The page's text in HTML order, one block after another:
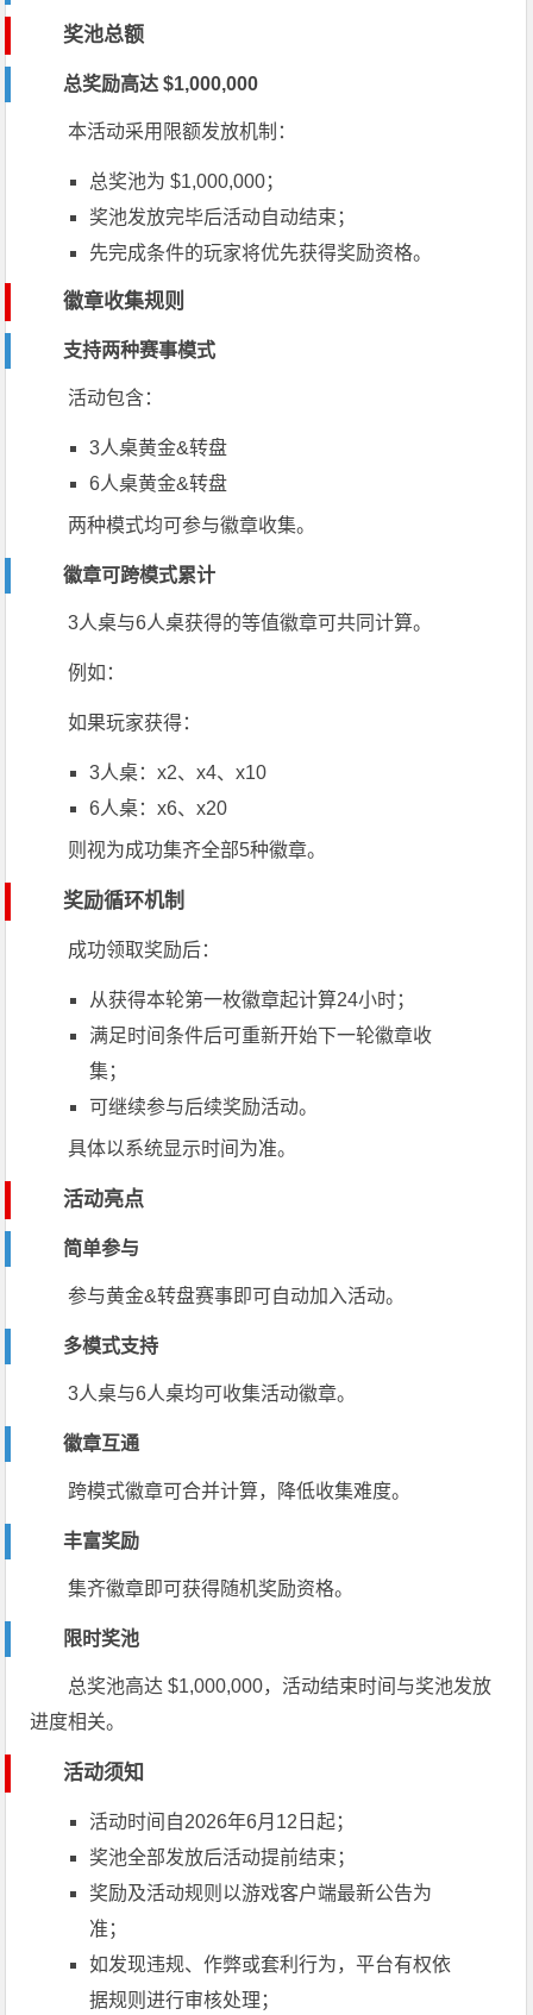
奖池总额
总奖励高达 $1,000,000
本活动采用限额发放机制：
总奖池为 $1,000,000；
奖池发放完毕后活动自动结束；
先完成条件的玩家将优先获得奖励资格。
徽章收集规则
支持两种赛事模式
活动包含：
3人桌黄金&转盘
6人桌黄金&转盘
两种模式均可参与徽章收集。
徽章可跨模式累计
3人桌与6人桌获得的等值徽章可共同计算。
例如：
如果玩家获得：
3人桌：x2、x4、x10
6人桌：x6、x20
则视为成功集齐全部5种徽章。
奖励循环机制
成功领取奖励后：
从获得本轮第一枚徽章起计算24小时；
满足时间条件后可重新开始下一轮徽章收
集；
可继续参与后续奖励活动。
具体以系统显示时间为准。
活动亮点
简单参与
参与黄金&转盘赛事即可自动加入活动。
多模式支持
3人桌与6人桌均可收集活动徽章。
徽章互通
跨模式徽章可合并计算，降低收集难度。
丰富奖励
集齐徽章即可获得随机奖励资格。
限时奖池
总奖池高达 $1,000,000，活动结束时间与奖池发放
进度相关。
活动须知
活动时间自2026年6月12日起；
奖池全部发放后活动提前结束；
奖励及活动规则以游戏客户端最新公告为
准；
如发现违规、作弊或套利行为，平台有权依
据规则进行审核处理；